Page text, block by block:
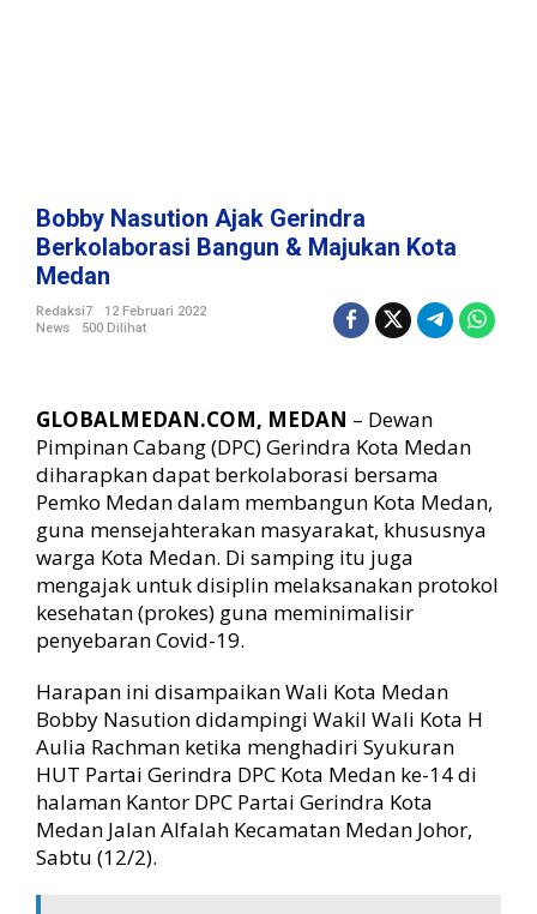
B
e
r
o
r
a
s
i
a
n
g
u
n
M
j
u
k
a
n
Bobby Nasution Ajak Gerindra
Berkolaborasi Bangun & Majukan Kota
Medan
Redaksi7
12 Februari 2022
News
500 Dilihat
GLOBALMEDAN.COM, MEDAN – Dewan
Pimpinan Cabang (DPC) Gerindra Kota Medan
diharapkan dapat berkolaborasi bersama
Pemko Medan dalam membangun Kota Medan,
guna mensejahterakan masyarakat, khususnya
warga Kota Medan. Di samping itu juga
mengajak untuk disiplin melaksanakan protokol
kesehatan (prokes) guna meminimalisir
penyebaran Covid-19.
Harapan ini disampaikan Wali Kota Medan
Bobby Nasution didampingi Wakil Wali Kota H
Aulia Rachman ketika menghadiri Syukuran
HUT Partai Gerindra DPC Kota Medan ke-14 di
halaman Kantor DPC Partai Gerindra Kota
Medan Jalan Alfalah Kecamatan Medan Johor,
Sabtu (12/2).